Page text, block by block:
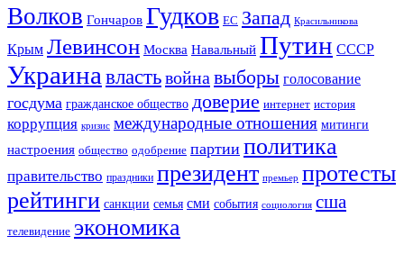
Волков Гончаров Гудков ЕС Запад Красильникова
Крым Левинсон Москва Навальный Путин СССР
Украина властьвойна выборы голосование
госдума гражданское общество доверие интернет история
коррупция кризис международные отношения митинги
настроения общество одобрение партии политика
правительство праздники президент премьер протесты
рейтинги санкции семья сми события социология сша
телевидение экономика